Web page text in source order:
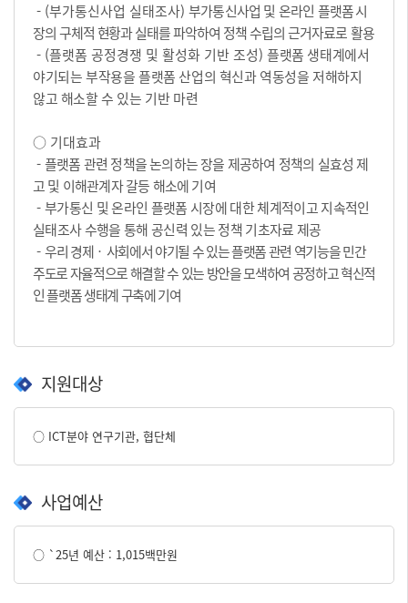
- (부가통신사업 실태조사) 부가통신사업 및 온라인 플랫폼시
장의 구체적 현황과 실태를 파악하여 정책 수립의 근거자료로 활용
- (플랫폼 공정경쟁 및 활성화 기반 조성) 플랫폼 생태계에서
야기되는 부작용을 플랫폼 산업의 혁신과 역동성을 저해하지
않고 해소할 수 있는 기반 마련
○ 기대효과
-플랫폼 관련 정책을 논의하는 장을 제공하여 정책의 실효성 제
고 및 이해관계자 갈등 해소에 기여
-부가통신 및 온라인 플랫폼 시장에 대한 체계적이고 지속적인
실태조사 수행을 통해 공신력 있는 정책 기초자료 제공
-우리 경제‧ 사회에서 야기될 수 있는 플랫폼 관련 역기능을 민간
주도로 자율적으로 해결할 수 있는 방안을 모색하여 공정하고 혁신적
인 플랫폼 생태계 구축에 기여
지원대상
○ ICT분야 연구기관, 협단체
사업예산
○ `25년 예산 : 1,015백만원